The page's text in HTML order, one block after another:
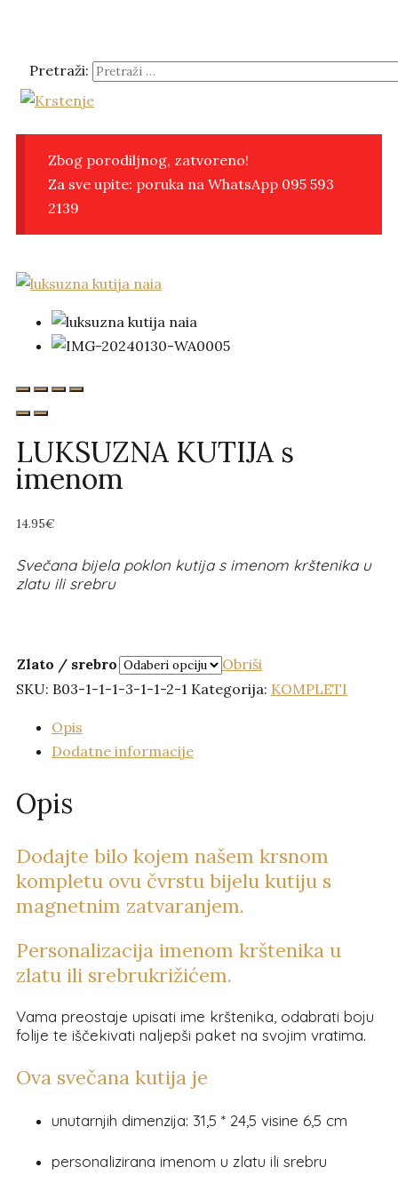
Pretraži:
Zbog porodiljnog, zatvoreno!
Za sve upite: poruka na WhatsApp 095 593
2139
LUKSUZNA KUTIJA s
imenom
14.95€
Svečana bijela poklon kutija s imenom krštenika u
zlatu ili srebru
Zlato / srebro
Obriši
SKU: B03-1-1-1-3-1-1-2-1 Kategorija: KOMPLETI
Opis
Dodatne informacije
Opis
Dodajte bilo kojem našem krsnom
kompletu ovu čvrstu bijelu kutiju s
magnetnim zatvaranjem.
Personalizacija imenom krštenika u
zlatu ili srebrukrižićem.
Vama preostaje upisati ime krštenika, odabrati boju
folije te iščekivati naljepši paket na svojim vratima.
Ova svečana kutija je
unutarnjih dimenzija: 31,5 * 24,5 visine 6,5 cm
personalizirana imenom u zlatu ili srebru